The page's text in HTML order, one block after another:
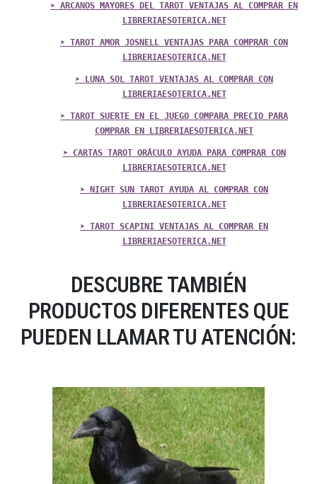
➤ ARCANOS MAYORES DEL TAROT VENTAJAS AL COMPRAR EN
LIBRERIAESOTERICA.NET
➤ TAROT AMOR JOSNELL VENTAJAS PARA COMPRAR CON
LIBRERIAESOTERICA.NET
➤ LUNA SOL TAROT VENTAJAS AL COMPRAR CON
LIBRERIAESOTERICA.NET
➤ TAROT SUERTE EN EL JUEGO COMPARA PRECIO PARA
COMPRAR EN LIBRERIAESOTERICA.NET
➤ CARTAS TAROT ORÁCULO AYUDA PARA COMPRAR CON
LIBRERIAESOTERICA.NET
➤ NIGHT SUN TAROT AYUDA AL COMPRAR CON
LIBRERIAESOTERICA.NET
➤ TAROT SCAPINI VENTAJAS AL COMPRAR EN
LIBRERIAESOTERICA.NET
DESCUBRE TAMBIÉN
PRODUCTOS DIFERENTES QUE
PUEDEN LLAMAR TU ATENCIÓN: